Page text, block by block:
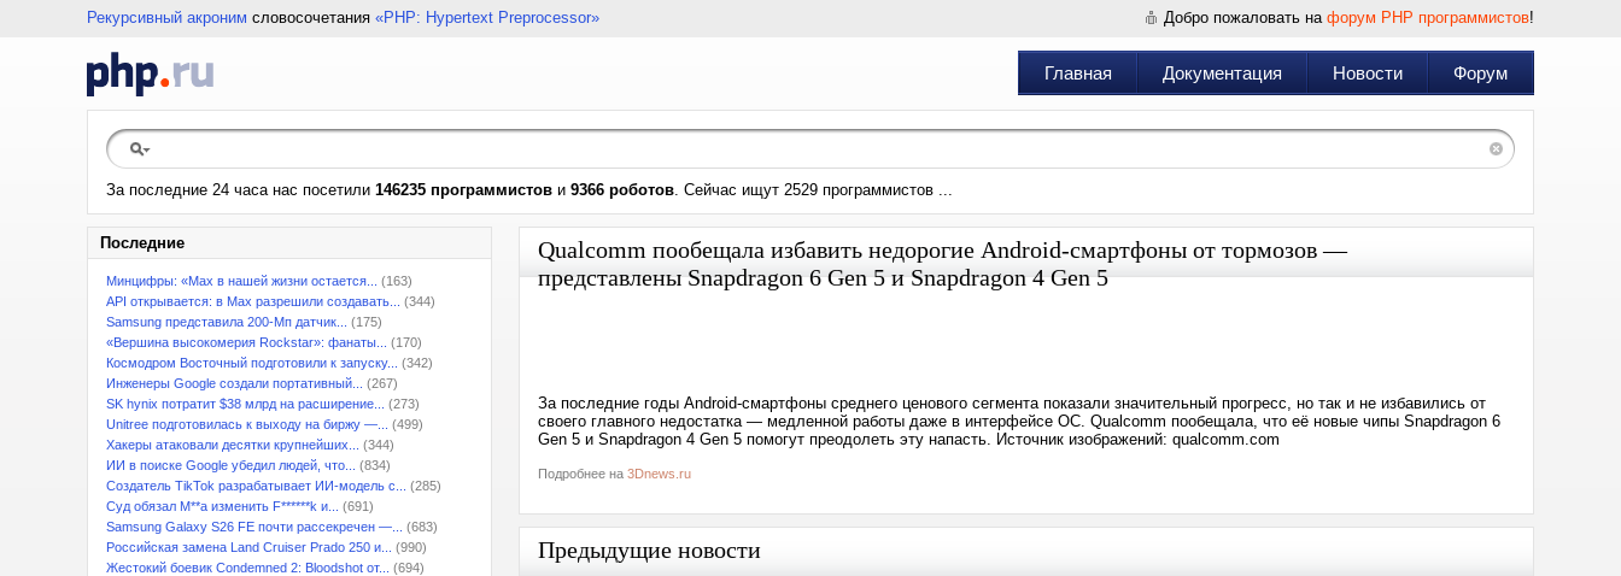
Рекурсивный акроним словосочетания «PHP: Hypertext Preprocessor» Добро пожаловать на форум PHP программистов!
Главная Документация Новости Форум
За последние 24 часа нас посетили 146235 программистов и 9366 роботов. Сейчас ищут 2529 программистов ...
Последние
Минцифры: «Max в нашей жизни остается...
(163)
API открывается: в Max разрешили создавать...
(344)
Samsung представила 200-Мп датчик...
(175)
«Вершина высокомерия Rockstar»: фанаты...
(170)
Космодром Восточный подготовили к запуску...
(342)
Инженеры Google создали портативный...
(267)
SK hynix потратит $38 млрд на расширение...
(273)
Unitree подготовилась к выходу на биржу —...
(499)
Хакеры атаковали десятки крупнейших...
(344)
ИИ в поиске Google убедил людей, что...
(834)
Создатель TikTok разрабатывает ИИ-модель с...
(285)
Суд обязал M**a изменить F******k и...
(691)
Samsung Galaxy S26 FE почти рассекречен —...
(683)
Российская замена Land Cruiser Prado 250 и...
(990)
Жестокий боевик Condemned 2: Bloodshot от...
(694)
Qualcomm пообещала избавить недорогие Android-смартфоны от тормозов —
представлены Snapdragon 6 Gen 5 и Snapdragon 4 Gen 5
За последние годы Android-смартфоны среднего ценового сегмента показали значительный прогресс, но так и не избавились от
своего главного недостатка — медленной работы даже в интерфейсе ОС. Qualcomm пообещала, что её новые чипы Snapdragon 6
Gen 5 и Snapdragon 4 Gen 5 помогут преодолеть эту напасть. Источник изображений: qualcomm.com
Подробнее на 3Dnews.ru
Предыдущие новости